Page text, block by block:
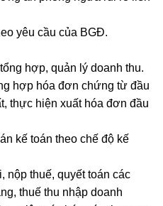
yêu cầu của BGĐ.
hợp, quản lý doanh thu.
hợp hóa đơn chứng từ đầu
thực hiện xuất hóa đơn đầu
kế toán theo chế độ kế
nộp thuế, quyết toán các
thuế thu nhập doanh